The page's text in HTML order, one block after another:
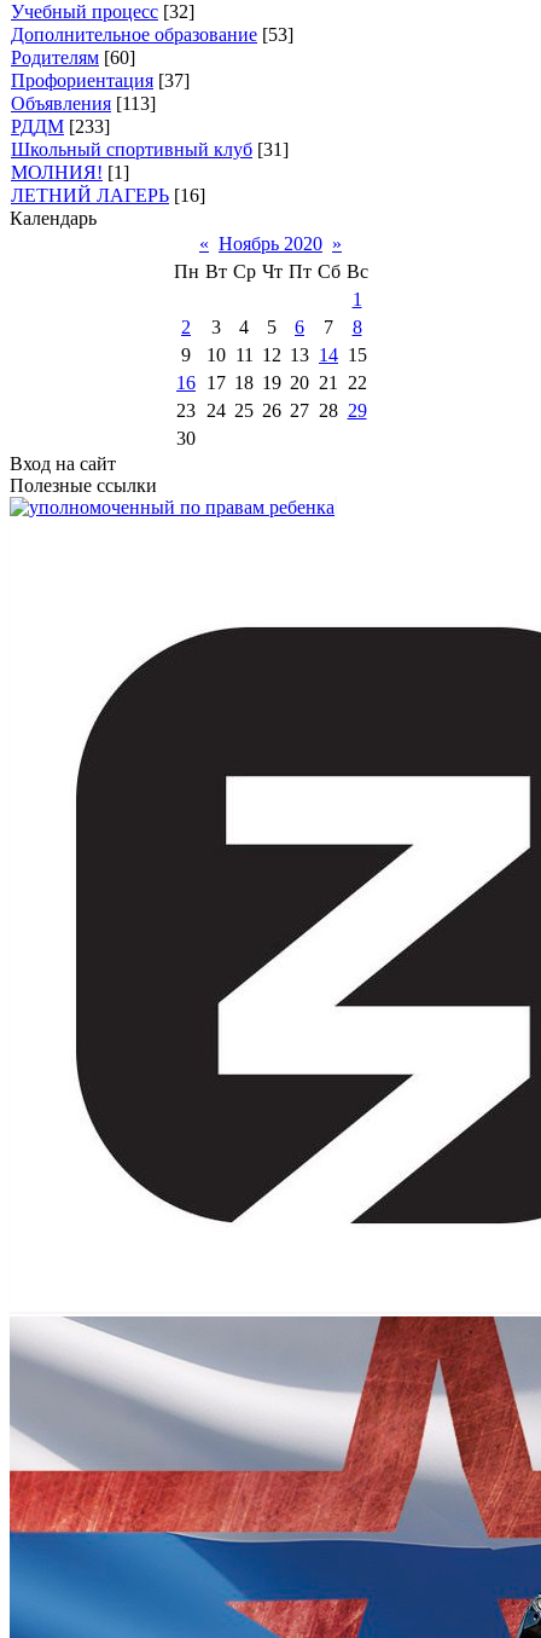
Учебный процесс [32]
Дополнительное образование [53]
Родителям [60]
Профориентация [37]
Объявления [113]
РДДМ [233]
Школьный спортивный клуб [31]
МОЛНИЯ! [1]
ЛЕТНИЙ ЛАГЕРЬ [16]
Календарь
« Ноябрь 2020 »
Пн Вт Ср Чт Пт Сб Вс
1
2
3 4 5 6 7
8
9
10 11 12 13 14 15
16 17 18 19 20 21
22
23 24 25 26 27 28 29
30
Вход на сайт
Полезные ссылки